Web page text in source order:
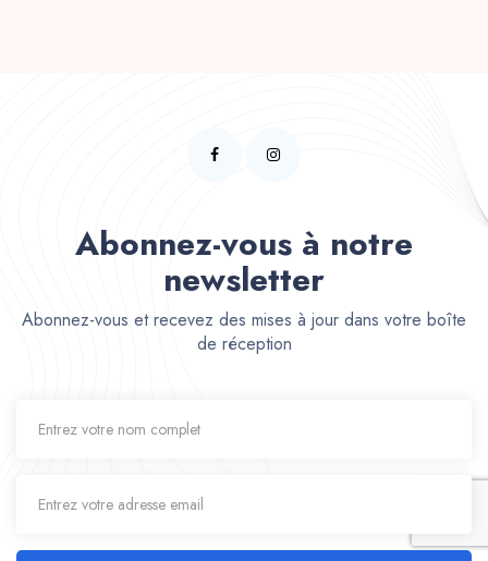
Abonnez-vous à notre
newsletter
Abonnez-vous et recevez des mises à jour dans votre boîte
de réception